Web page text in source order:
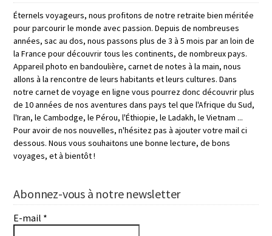
Éternels voyageurs, nous profitons de notre retraite bien méritée
pour parcourir le monde avec passion. Depuis de nombreuses
années, sac au dos, nous passons plus de 3 à 5 mois par an loin de
la France pour découvrir tous les continents, de nombreux pays.
Appareil photo en bandoulière, carnet de notes à la main, nous
allons à la rencontre de leurs habitants et leurs cultures. Dans
notre carnet de voyage en ligne vous pourrez donc découvrir plus
de 10 années de nos aventures dans pays tel que l'Afrique du Sud,
l'Iran, le Cambodge, le Pérou, l'Éthiopie, le Ladakh, le Vietnam ...
Pour avoir de nos nouvelles, n'hésitez pas à ajouter votre mail ci
dessous. Nous vous souhaitons une bonne lecture, de bons
voyages, et à bientôt !
Abonnez-vous à notre newsletter
E-mail *